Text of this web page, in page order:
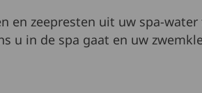
en zeepresten uit uw spa-
u in de spa gaat en uw